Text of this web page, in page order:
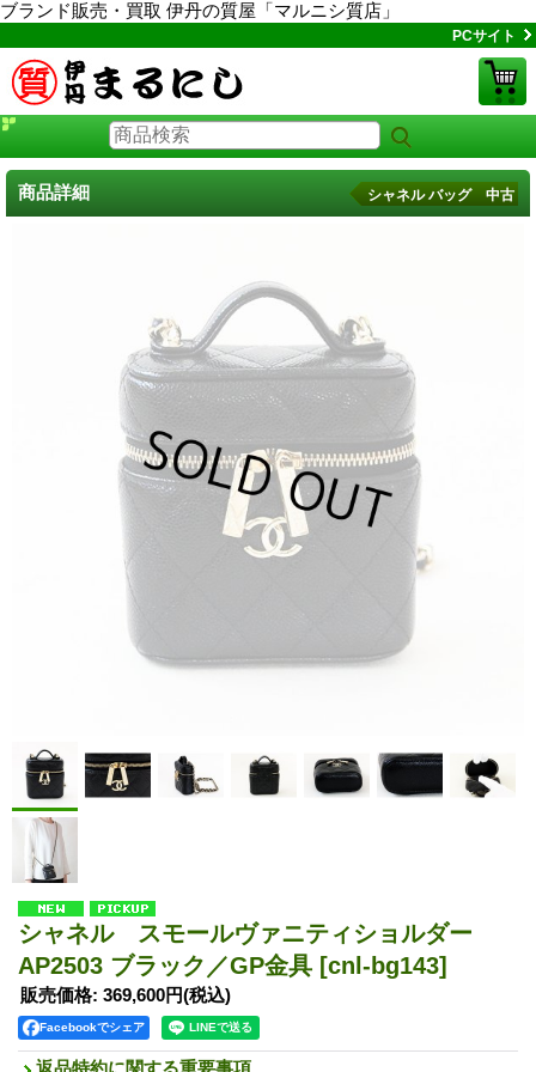
ブランド販売・買取 伊丹の質屋「マルニシ質店」
PCサイト
商品詳細 シャネル バッグ 中古
シャネル スモールヴァニティショルダー
AP2503 ブラック／GP金具 [cnl-bg143]
販売価格: 369,600円(税込)
Facebookでシェア
返品特約に関する重要事項